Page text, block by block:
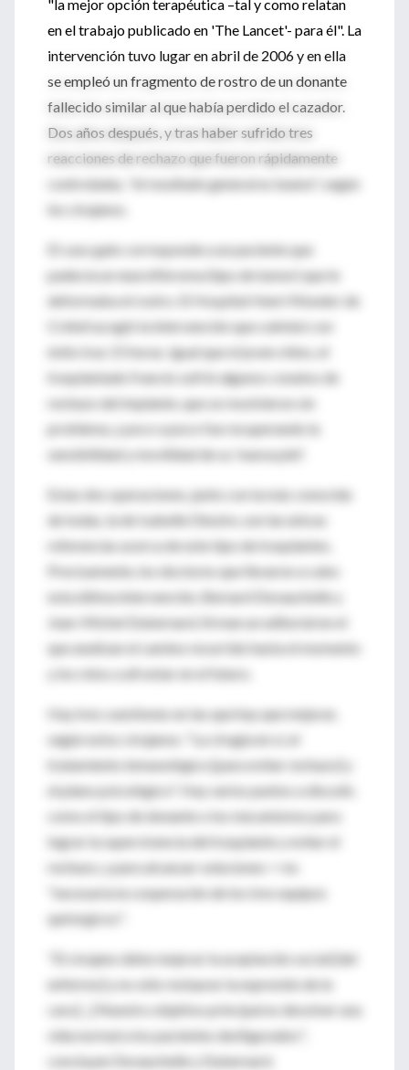
"la mejor opción terapéutica –tal y como relatan
en el trabajo publicado en 'The Lancet'- para él". La
intervención tuvo lugar en abril de 2006 y en ella
se empleó un fragmento de rostro de un donante
fallecido similar al que había perdido el cazador.
Dos años después, y tras haber sufrido tres
reacciones de rechazo que fueron rápidamente
controladas, "el resultado general es bueno", según
los cirujanos.
El caso galo corresponde a un paciente que
padecía un neurofibroma (tipo de tumor) que le
deformaba el rostro. El Hospital Henri Mondor de
Créteil acogió la intervención que culminó con
éxito tras 15 horas. Igual que el joven chino, el
trasplantado francés sufrió algunos conatos de
rechazo del implante, que se resolvieron sin
problema, y poco a poco fue recuperando la
sensibilidad y movilidad de su 'nueva piel'.
Estas dos operaciones, junto con la más conocida
de todas, la de Isabelle Dinoire, son las únicas
referencias acerca de este tipo de trasplantes.
Precisamente, los doctores que llevaron a cabo
esta última intervención, Bernard Devauchelle y
Jean-Michel Dubernard, firman un editorial en el
que analizan el camino recurrido hasta el momento
y los retos a afrontar en el futuro.
Hay tres cuestiones en las que hay que mejorar,
según estos cirujanos: "La cirugía en sí, el
tratamiento inmunológico [para evitar rechazo] y
el plano psicológico". Hay varios puntos a discutir,
como el tipo de donante o los mecanismos para
lograr la supervivencia del trasplante y evitar el
rechazo, y para alcanzar soluciones <>es
"necesaria la cooperación de los tres equipos
quirúrgicos".
"El cirujano debe mejorar la aceptación social [del
enfermo] y no sólo restaurar la expresión de la
cara [...] Nuestro objetivo principal es devolver una
vida normal a los pacientes desfigurados",
concluyen Devauchelle y Dubernard.